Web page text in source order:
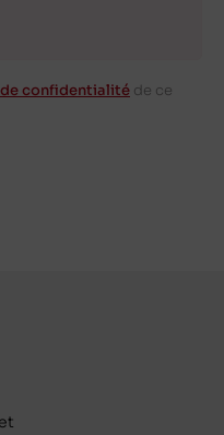
confidentialité de ce